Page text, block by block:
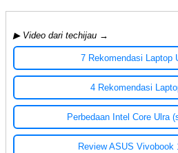
▶ Video dari techijau →
7 Rekomendasi Laptop
4 Rekomendasi
Perbedaan Intel Core Ulra
Review ASUS Vivobook